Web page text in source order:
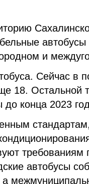
автобусы
и
Сейчас в
18. Остальной
конца 2023
требованиям
автобусы